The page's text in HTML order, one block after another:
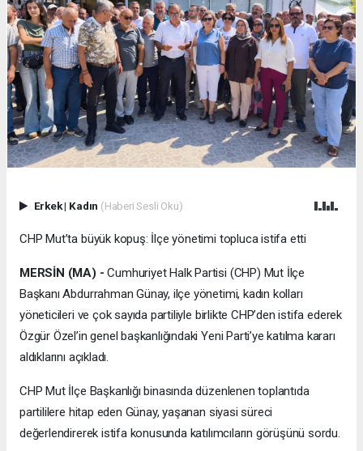
Erkek| Kadın (Haberi Sesli Oku)
CHP Mut’ta büyük kopuş: İlçe yönetimi topluca istifa etti
MERSİN (MA) - Cumhuriyet Halk Partisi (CHP) Mut İlçe
Başkanı Abdurrahman Günay, ilçe yönetimi, kadın kolları
yöneticileri ve çok sayıda partiliyle birlikte CHP’den istifa ederek
Özgür Özel’in genel başkanlığındaki Yeni Parti’ye katılma kararı
aldıklarını açıkladı.
CHP Mut İlçe Başkanlığı binasında düzenlenen toplantıda
partililere hitap eden Günay, yaşanan siyasi süreci
değerlendirerek istifa konusunda katılımcıların görüşünü sordu.